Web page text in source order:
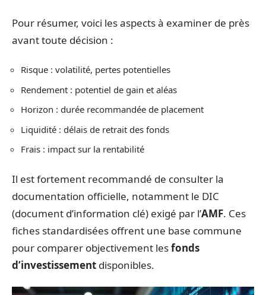
Pour résumer, voici les aspects à examiner de près
avant toute décision :
Risque : volatilité, pertes potentielles
Rendement : potentiel de gain et aléas
Horizon : durée recommandée de placement
Liquidité : délais de retrait des fonds
Frais : impact sur la rentabilité
Il est fortement recommandé de consulter la
documentation officielle, notamment le DIC
(document d’information clé) exigé par l’AMF. Ces
fiches standardisées offrent une base commune
pour comparer objectivement lesfonds
d’investissement disponibles.